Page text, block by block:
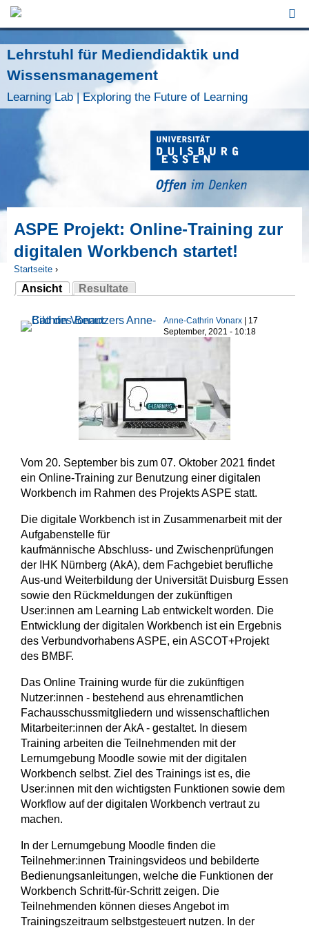
Jump to Navigation
Lehrstuhl für Mediendidaktik und
Wissensmanagement
Learning Lab | Exploring the Future of Learning
ASPE Projekt: Online-Training zur
digitalen Workbench startet!
Sie sind hier
Startseite ›
Haupt-Reiter
Ansicht
(aktiver Reiter)
Resultate
Anne-Cathrin Vonarx | 17
September, 2021 - 10:18
Vom 20. September bis zum 07. Oktober 2021 findet
ein Online-Training zur Benutzung einer digitalen
Workbench im Rahmen des Projekts ASPE statt.
Die digitale Workbench ist in Zusammenarbeit mit der
Aufgabenstelle für
kaufmännische Abschluss- und Zwischenprüfungen
der IHK Nürnberg (AkA), dem Fachgebiet berufliche
Aus-und Weiterbildung der Universität Duisburg Essen
sowie den Rückmeldungen der zukünftigen
User:innen am Learning Lab entwickelt worden. Die
Entwicklung der digitalen Workbench ist ein Ergebnis
des Verbundvorhabens ASPE, ein ASCOT+Projekt
des BMBF.
Das Online Training wurde für die zukünftigen
Nutzer:innen - bestehend aus ehrenamtlichen
Fachausschussmitgliedern und wissenschaftlichen
Mitarbeiter:innen der AkA - gestaltet. In diesem
Training arbeiten die Teilnehmenden mit der
Lernumgebung Moodle sowie mit der digitalen
Workbench selbst. Ziel des Trainings ist es, die
User:innen mit den wichtigsten Funktionen sowie dem
Workflow auf der digitalen Workbench vertraut zu
machen.
In der Lernumgebung Moodle finden die
Teilnehmer:innen Trainingsvideos und bebilderte
Bedienungsanleitungen, welche die Funktionen der
Workbench Schritt-für-Schritt zeigen. Die
Teilnehmenden können dieses Angebot im
Trainingszeitraum selbstgesteuert nutzen. In der